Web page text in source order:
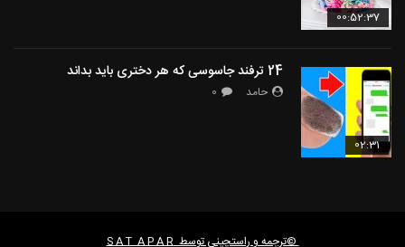
00:52:37
02:31
24 ترفند جاسوسی که هر دختری باید بداند
حامد 0
©ترجمه و راستچینی توسطS A T A P A R